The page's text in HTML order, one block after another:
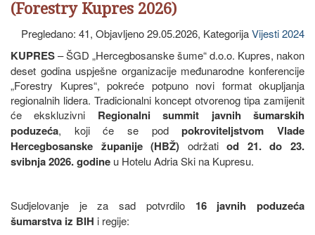
(Forestry Kupres 2026)
Pregledano: 41, Objavljeno 29.05.2026, KategorijaVijesti 2024
KUPRES– ŠGD „Hercegbosanske šume“ d.o.o. Kupres, nakon
deset godina uspješne organizacije međunarodne konferencije
„Forestry Kupres“, pokreće potpuno novi format okupljanja
regionalnih lidera. Tradicionalni koncept otvorenog tipa zamijenit
će ekskluzivni Regionalni summit javnih šumarskih
poduzeća, koji će se podpokroviteljstvom Vlade
Hercegbosanske županije (HBŽ) održatiod 21. do 23.
svibnja 2026. godine u Hotelu Adria Ski na Kupresu.
Sudjelovanje je za sad potvrdilo 16 javnih poduzeća
šumarstva iz BIH i regije: